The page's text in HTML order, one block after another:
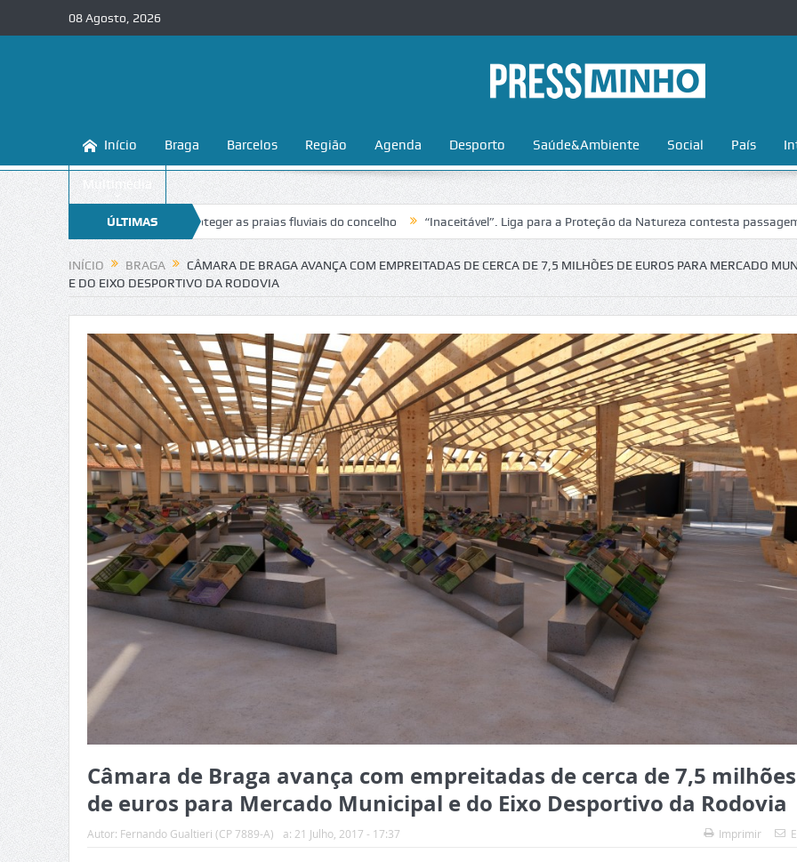
08 Agosto, 2026
Início Braga Barcelos Região Agenda Desporto Saúde&Ambiente Social País
Multimédia
ÚLTIMAS
NOTÍCIAS
ensina a conhecer e proteger as praias fluviais do concelho “Inaceitável”. Liga para a Proteção da Natureza contesta passagem da Volta
INÍCIO BRAGA
CÂMARA DE BRAGA AVANÇA COM EMPREITADAS DE CERCA DE 7,5 MILHÕES DE EUROS PARA MERCADO
E DO EIXO DESPORTIVO DA RODOVIA
Câmara de Braga avança com empreitadas de cerca de 7,5 milhões
de euros para Mercado Municipal e do Eixo Desportivo da Rodovia
Autor: Fernando Gualtieri (CP 7889-A) a: 21 Julho, 2017 - 17:37 Imprimir